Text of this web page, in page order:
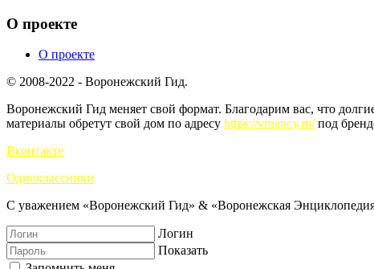
О проекте
О проекте
© 2008-2022 - Воронежский Гид.
Воронежский Гид меняет свой формат. Благодарим вас, что
материалы обретут свой дом по адресу https://vrnency.ru/под
Вконтакте
Одноклассники
С уважением «Воронежский Гид» & «Воронежская
Логин
Показать